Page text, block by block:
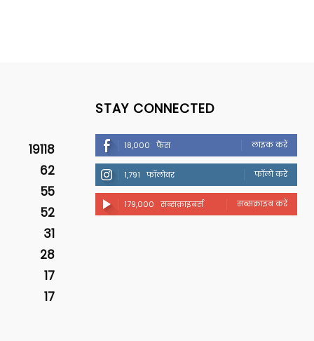
19118
62
55
52
31
28
17
17
STAY CONNECTED
18,000 फैंस लाइक करें
1,791 फॉलोवर फॉलो करें
179,000 सब्सक्राइबर्स सब्सक्राइब करें